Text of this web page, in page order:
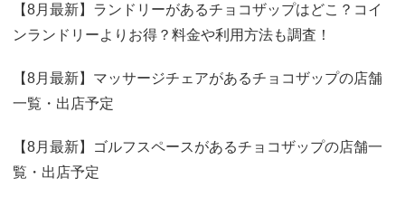
【8月最新】ランドリーがあるチョコザップはどこ？コイ
ンランドリーよりお得？料金や利用方法も調査！
【8月最新】マッサージチェアがあるチョコザップの店舗
一覧・出店予定
【8月最新】ゴルフスペースがあるチョコザップの店舗一
覧・出店予定